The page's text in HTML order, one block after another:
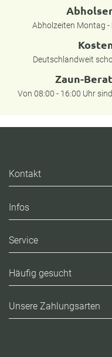
Abholzeiten Montag -
Deutschlandweit
Zaun-
Von 08:00 - 16:00 Uhr
Kontakt
Infos
Service
Häufig gesucht
Unsere Zahlungsarten